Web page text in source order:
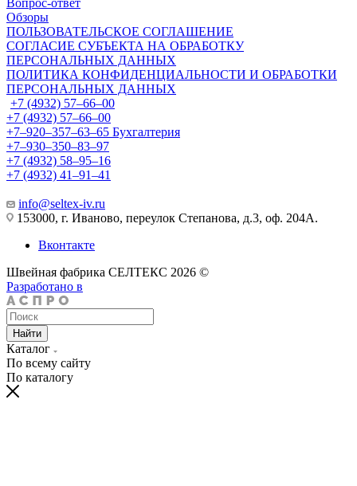
Обзоры
ПОЛЬЗОВАТЕЛЬСКОЕ СОГЛАШЕНИЕ
СОГЛАСИЕ СУБЪЕКТА НА ОБРАБОТКУ
ПЕРСОНАЛЬНЫХ ДАННЫХ
ПОЛИТИКА КОНФИДЕНЦИАЛЬНОСТИ И ОБРАБОТКИ
ПЕРСОНАЛЬНЫХ ДАННЫХ
+7 (4932) 57‒66‒00
+7 (4932) 57‒66‒00
+7‒920‒357‒63‒65 Бухгалтерия
+7‒930‒350‒83‒97
+7 (4932) 58‒95‒16
+7 (4932) 41‒91‒41
info@seltex-iv.ru
153000, г. Иваново, переулок Степанова, д.3, оф. 204А.
Вконтакте
Швейная фабрика СЕЛТЕКС 2026 ©
Разработано в
Найти
Каталог
По всему сайту
По каталогу